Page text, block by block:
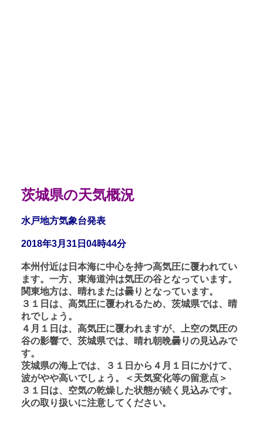
茨城県の天気概況
水戸地方気象台発表
2018年3月31日04時44分
本州付近は日本海に中心を持つ高気圧に覆われてい
ます。一方、東海道沖は気圧の谷となっています。
関東地方は、晴れまたは曇りとなっています。
３１日は、高気圧に覆われるため、茨城県では、晴
れでしょう。
４月１日は、高気圧に覆われますが、上空の気圧の
谷の影響で、茨城県では、晴れ朝晩曇りの見込みで
す。
茨城県の海上では、３１日から４月１日にかけて、
波がやや高いでしょう。＜天気変化等の留意点＞
３１日は、空気の乾燥した状態が続く見込みです。
火の取り扱いに注意してください。